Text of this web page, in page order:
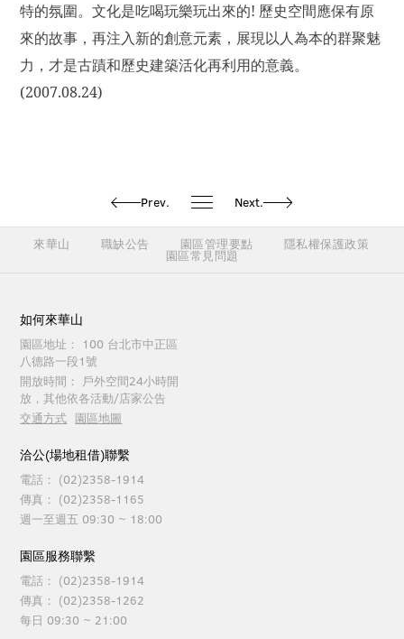
特的氛圍。文化是吃喝玩樂玩出來的! 歷史空間應保有原
來的故事，再注入新的創意元素，展現以人為本的群聚魅
力，才是古蹟和歷史建築活化再利用的意義。
(2007.08.24)
Prev. Next.
來華山 職缺公告 園區管理要點 隱私權保護政策
園區常見問題
如何來華山
園區地址：
100 台北市中正區
八德路一段1號
開放時間：
戶外空間24小時開
放，其他依各活動/店家公告
交通方式 園區地圖
洽公(場地租借)聯繫
電話：
(02)2358-1914
傳真：
(02)2358-1165
週一至週五 09:30 ~ 18:00
園區服務聯繫
電話：
(02)2358-1914
傳真：
(02)2358-1262
每日 09:30 ~ 21:00